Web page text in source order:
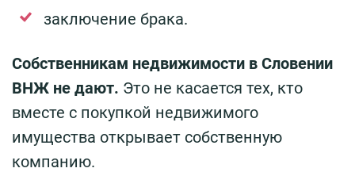
заключение брака.
Собственникам недвижимости в Словении
ВНЖ не дают. Это не касается тех, кто
вместе с покупкой недвижимого
имущества открывает собственную
компанию.